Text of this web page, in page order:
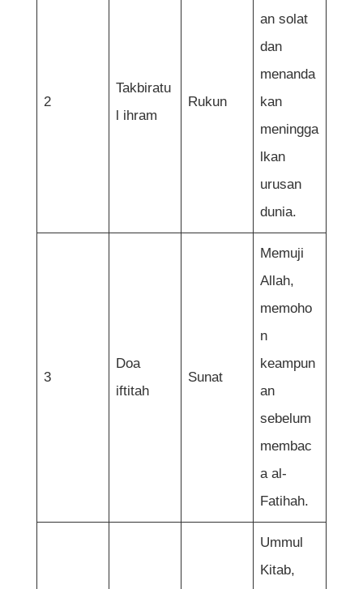
2
Takbiratu
l ihram
Rukun
an solat
dan
menanda
kan
meningga
lkan
urusan
dunia.
3
Doa
iftitah
Sunat
Memuji
Allah,
memoho
n
keampun
an
sebelum
membac
a al-
Fatihah.
Ummul
Kitab,